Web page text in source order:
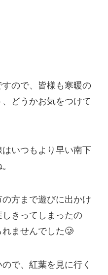
ので、皆様も寒暖の
どうかお気をつけて
いつもより早い南下
方まで遊びに出かけ
きってしまったの
ませんでした🥲
で、紅葉を見に行く